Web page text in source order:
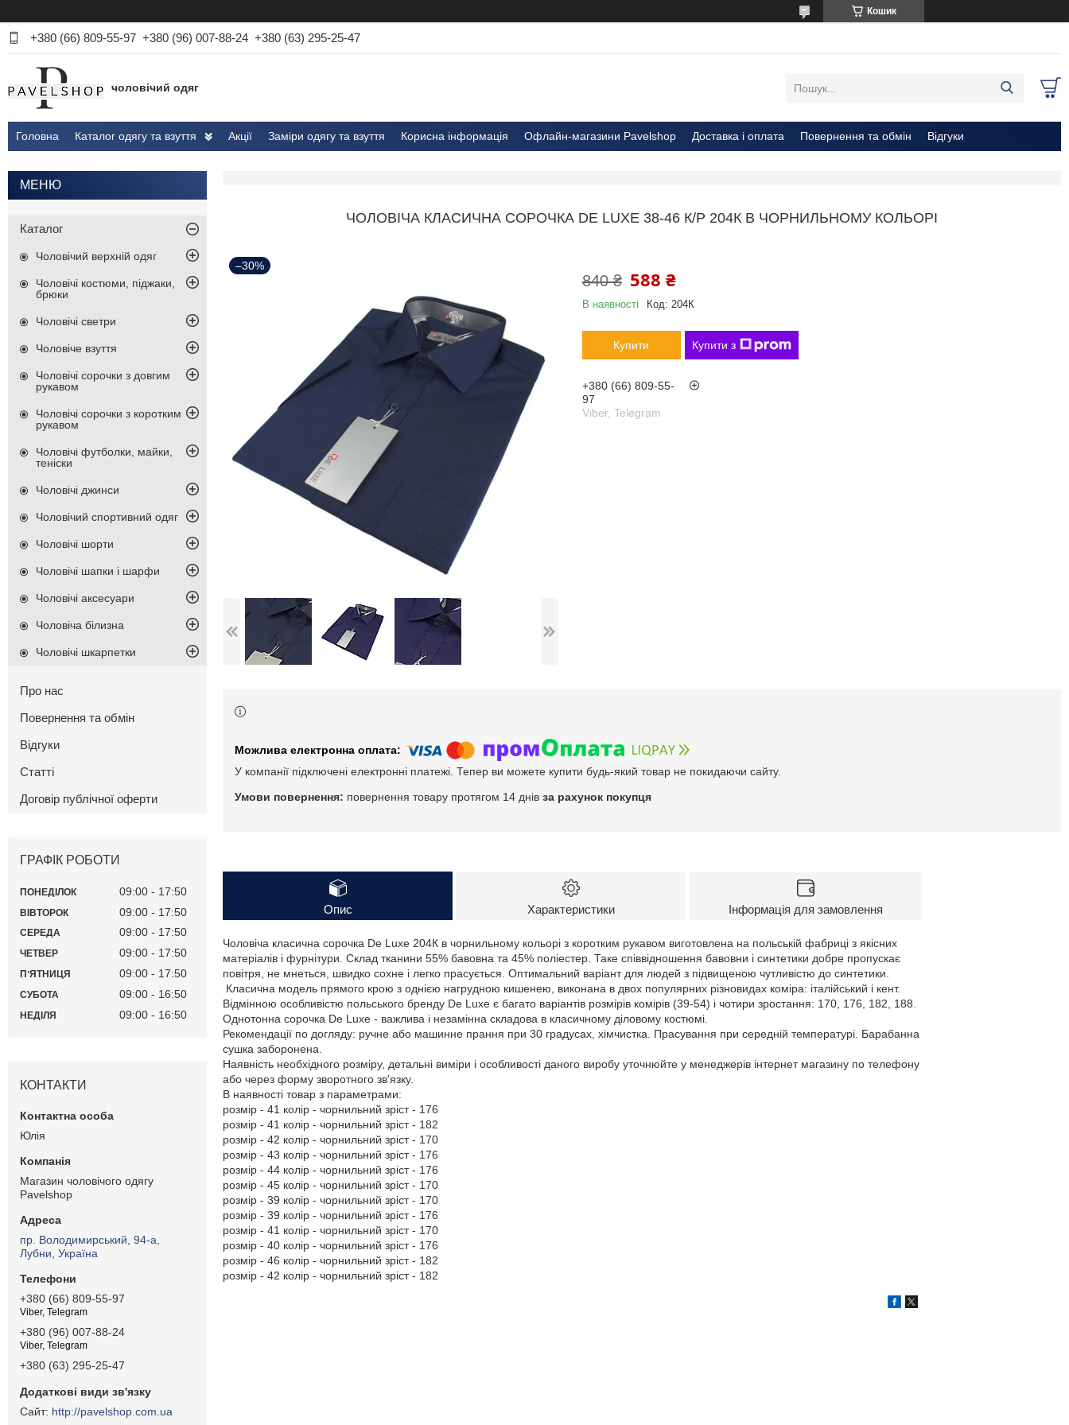
Кошик
+380 (66) 809-55-97 +380 (96) 007-88-24 +380 (63) 295-25-47
чоловічий одяг
Головна Каталог одягу та взуття Акції Заміри одягу та взуття Корисна інформація Офлайн-магазини Pavelshop Доставка і оплата Повернення та обмін Відгуки
ЧОЛОВІЧА КЛАСИЧНА СОРОЧКА DE LUXE 38-46 К/Р 204К В ЧОРНИЛЬНОМУ КОЛЬОРІ
–30%
840 ₴ 588 ₴
В наявності Код: 204К
Купити Купити з
+380 (66) 809-55-
97
Viber, Telegram
У компанії підключені електронні платежі. Тепер ви можете купити будь-який товар не покидаючи сайту.
повернення товару протягом 14 днів за рахунок покупця
Опис Характеристики Інформація для замовлення
Чоловіча класична сорочка De Luxe 204К в чорнильному кольорі з коротким рукавом виготовлена на польській фабриці з якісних
матеріалів і фурнітури. Склад тканини 55% бавовна та 45% поліестер. Таке співвідношення бавовни і синтетики добре пропускає
повітря, не мнеться, швидко сохне і легко прасується. Оптимальний варіант для людей з підвищеною чутливістю до синтетики.
Класична модель прямого крою з однією нагрудною кишенею, виконана в двох популярних різновидах коміра: італійський і кент.
Відмінною особливістю польського бренду De Luxe є багато варіантів розмірів комірів (39-54) і чотири зростання: 170, 176, 182, 188.
Однотонна сорочка De Luxe - важлива і незамінна складова в класичному діловому костюмі.
Рекомендації по догляду: ручне або машинне прання при 30 градусах, хімчистка. Прасування при середній температурі. Барабанна
сушка заборонена.
Наявність необхідного розміру, детальні виміри і особливості даного виробу уточнюйте у менеджерів інтернет магазину по телефону
або через форму зворотного зв'язку.
В наявності товар з параметрами:
розмір - 41 колір - чорнильний зріст - 176
розмір - 41 колір - чорнильний зріст - 182
розмір - 42 колір - чорнильний зріст - 170
розмір - 43 колір - чорнильний зріст - 176
розмір - 44 колір - чорнильний зріст - 176
розмір - 45 колір - чорнильний зріст - 170
розмір - 39 колір - чорнильний зріст - 170
розмір - 39 колір - чорнильний зріст - 176
розмір - 41 колір - чорнильний зріст - 170
розмір - 40 колір - чорнильний зріст - 176
розмір - 46 колір - чорнильний зріст - 182
розмір - 42 колір - чорнильний зріст - 182
Каталог
Чоловічий верхній одяг
Чоловічі костюми, піджаки,
брюки
Чоловічі светри
Чоловіче взуття
Чоловічі сорочки з довгим
рукавом
Чоловічі сорочки з коротким
рукавом
Чоловічі футболки, майки,
теніски
Чоловічі джинси
Чоловічий спортивний одяг
Чоловічі шорти
Чоловічі шапки і шарфи
Чоловічі аксесуари
Чоловіча білизна
Чоловічі шкарпетки
Про нас
Повернення та обмін
Відгуки
Статті
Договір публічної оферти
ГРАФІК РОБОТИ
ПОНЕДІЛОК 09:00 17:50
ВІВТОРОК 09:00 17:50
СЕРЕДА 09:00 17:50
ЧЕТВЕР 09:00 17:50
ПʼЯТНИЦЯ 09:00 17:50
СУБОТА 09:00 16:50
НЕДІЛЯ 09:00 16:50
КОНТАКТИ
Юлія
Магазин чоловічого одягу
Pavelshop
пр. Володимирський, 94-а,
Лубни, Україна
+380 (66) 809-55-97
Viber, Telegram
+380 (96) 007-88-24
Viber, Telegram
+380 (63) 295-25-47
http://pavelshop.com.ua